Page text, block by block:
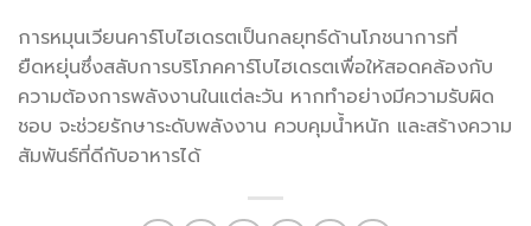
การหมุนเวียนคาร์โบไฮเดรตเป็นกลยุทธ์ด้านโภชนาการที่
ยืดหยุ่นซึ่งสลับการบริโภคคาร์โบไฮเดรตเพื่อให้สอดคล้องกับ
ความต้องการพลังงานในแต่ละวัน หากทำอย่างมีความรับผิด
ชอบ จะช่วยรักษาระดับพลังงาน ควบคุมน้ำหนัก และสร้างความ
สัมพันธ์ที่ดีกับอาหารได้